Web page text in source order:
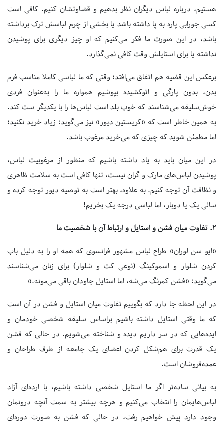
هستیم، درباره لباس دیگران نظر بدهیم و قضاوتشان کنیم. کافی است
کسی جورابی پاره به پا داشته باشد یا بخشی از چرم لباسش ترک برداشته
باشد، در این صورت ما فکر می‌کنیم که او چیز دیگری برای پوشیدن
نداشته یا برای استایلش وقت کافی نمی‌گذارد.
برعکس این قضیه هم اتفاق می‌افتد؛ وقتی که ما لباسی کاملا مناسب فرم
بدن، بدون پارگی و اتوکشیده بپوشیم همواره ما را به‌عنوان فردی
خوش‌سلیقه می‌شناسند که خوب بلد است لباس‌ها را با یکدیگر ست کند.
به همین خاطر است که «کریستین دیور» نیز می‌گوید: زیاد خرید نکنید؛
اما مطمئن شوید که چیزی که می‌خرید مرغوب باشد.
در این میان باید به یاد داشته باشیم که منظور از مرغوبیت لباس،
پوشیدن لباس‌های مارک و گران نیست، تنها کافی است به سلامت ظاهری
و نظافت آن توجه کنیم. به علاوه، بهتر است به توصیه دیور توجه کرده و
سالی یک یا دوبار، اما لباسی درجه یک بخریم!
۲. تفاوت میان فشن و استایل و ارتباط آن با شخصیت ما
«ایو سن لوران» طراح لباس مشهور فرانسوی که همه او را به دلیل باب
کردن شلوار و اسموکینگ (نوعی کت و شلوار) برای زنان می‌شناسند
می‌گوید: «فشن کمرنگ می‌شه، اما استایل جاودان باقی می‌مونه.»
در این لحظه جا دارد که بگوییم تفاوت میان استایل و فشن در آن است
که ما وقتی استایل داشته باشیم براساس سلیقه شخصی خودمان و
ایده‌هایی که در سر داریم دیده و شناخته می‌شویم. در حالی که فشن
یک قدرت برای هم‌شکل کردن اعضای یک جامعه از طرف طراحان و
عمده‌فروشان است.
به بیانی ساده‌تر اگر ما استایل شخصی داشته باشیم، با ارده‌ای آزاد
لباس‌هایمان را انتخاب می‌کنیم و هرچه بیشتر به سمت آنچه درونمان
وجود دارد پیش خواهیم رفت، در حالی که فشن به صورت دوره‌ای